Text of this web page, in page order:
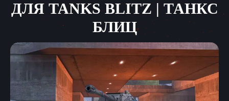
ДЛЯ TANKS BLITZ | ТАНКС
БЛИЦ